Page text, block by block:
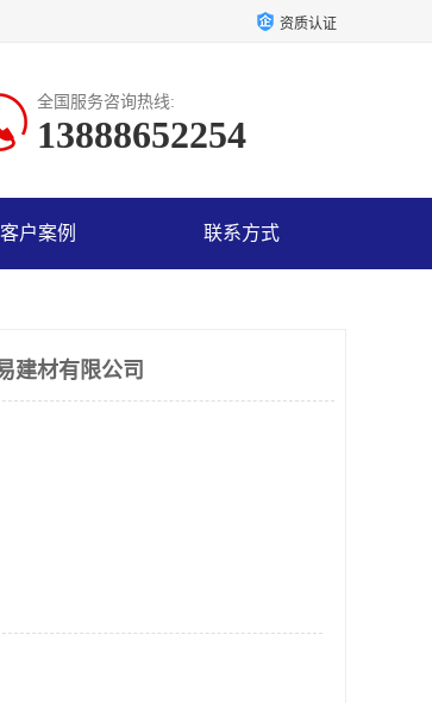
资质认证
全国服务咨询热线:
13888652254
客户案例 联系方式
建材有限公司